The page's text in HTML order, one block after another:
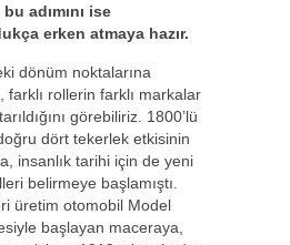
adımını ise
erken atmaya hazır.
dönüm noktalarına
farklı rollerin farklı markalar
görebiliriz. 1800’lü
dört tekerlek etkisinin
insanlık tarihi için de yeni
belirmeye başlamıştı.
üretim otomobil Model
başlayan maceraya,